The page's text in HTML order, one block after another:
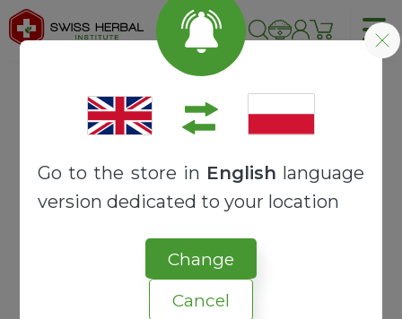
Go to the store in English language
version dedicated to your location
Change
Cancel
Strona główna RECEPTURY
SYNERGY
ALPHA-GPC + FOSFATYDYLOSERYNA